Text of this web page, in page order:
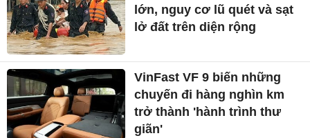
lớn, nguy cơ lũ quét và sạt
lở đất trên diện rộng
VinFast VF 9 biến những
chuyến đi hàng nghìn km
trở thành 'hành trình thư
giãn'